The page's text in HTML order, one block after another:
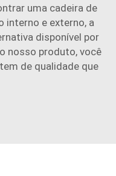
uma cadeira de
interno e externo, a
disponível por
nosso produto, você
de qualidade que